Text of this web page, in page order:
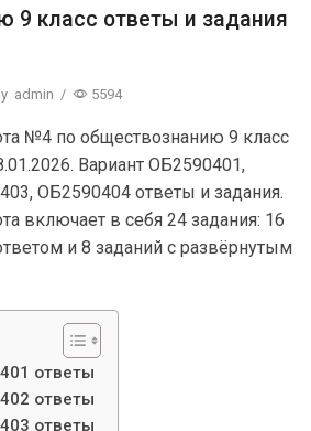
9 класс ответы и задания
admin / 5594
№4 по обществознанию 9 класс
Вариант ОБ2590401,
ОБ2590404 ответы и задания.
включает в себя 24 задания: 16
и 8 заданий с развёрнутым
ответы
ответы
ответы